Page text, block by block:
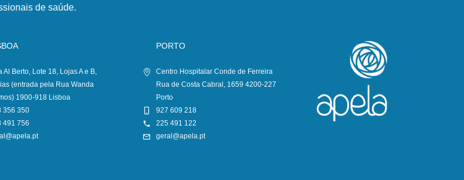
de saúde.
Al Berto, Lote 18, Lojas A e B,
(entrada pela Rua Wanda
1900-918 Lisboa
356 350
491 756
PORTO
Centro Hospitalar Conde de Ferreira
Rua de Costa Cabral, 1659 4200-227
Porto
927 609 218
225 491 122
geral@apela.pt